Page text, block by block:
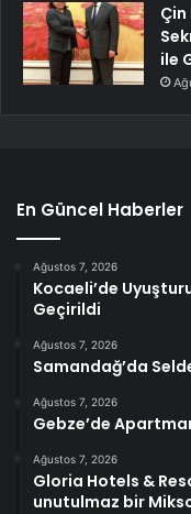
Çin
ile
En Güncel Haberler
Ağustos 7, 2026
Kocaeli’de
Geçirildi
Ağustos 7, 2026
Samandağ’da
Ağustos 7, 2026
Gebze’de
Ağustos 7, 2026
Gloria Hotels &
unutulmaz bir